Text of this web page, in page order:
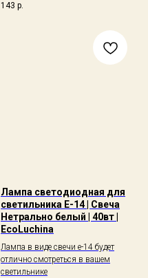
143 р.
Лампа светодиодная для
светильника E-14 | Свеча
Нетрально белый | 40вт |
EcoLuchina
Лампа в виде свечи е-14 будет
отлично смотреться в вашем
светильнике